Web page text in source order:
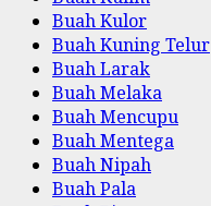
Buah Kulor
Buah Kuning Telur
Buah Larak
Buah Melaka
Buah Mencupu
Buah Mentega
Buah Nipah
Buah Pala